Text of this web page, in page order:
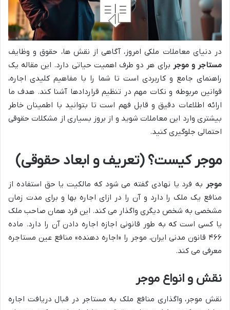
در دنیای معاملات ملکی امروز، آگاهی از نقش ها، حقوق و وظایف
مستاجر و موجر برای هر دو طرف اهمیت حیاتی دارد. این مقاله یک
راهنمای جامع و کاربردی است تا شما را با مفاهیم کلیدی اجاره،
قوانین مربوطه و نکات مهم در تنظیم قراردادها آشنا کند. هدف ما
ارائه اطلاعات دقیق و قابل فهم است تا بتوانید با اطمینان خاطر
بیشتری وارد این معاملات شوید و از بروز بسیاری از مشکلات حقوقی
احتمالی جلوگیری کنید.
موجر کیست؟ (تعریف و ابعاد حقوقی)
موجر به فرد یا نهادی گفته می شود که مالکیت یا حق استفاده از
منافع یک ملک را دارد و آن را در ازای اجاره بها و برای مدت زمان
مشخصی به شخص دیگری واگذار می کند. این فرد همان صاحب ملک
یا کسی است که به طور قانونی اجازه اجاره دادن آن را دارد. ماده
۴۶۶ قانون مدنی ایران، موجر را «اجاره دهنده» منافع عین مستاجره
معرفی می کند.
نقش و انواع موجر
نقش موجر، واگذاری منافع ملک به مستاجر در قبال دریافت اجاره